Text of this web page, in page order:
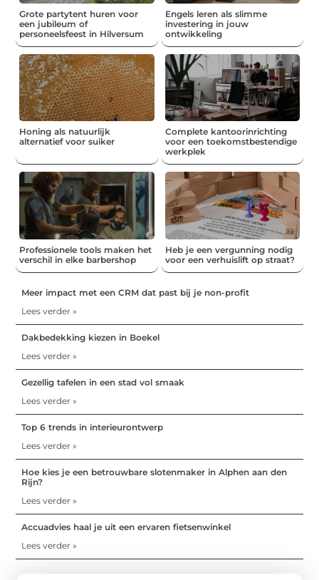
Grote partytent huren voor
een jubileum of
personeelsfeest in Hilversum
Engels leren als slimme
investering in jouw
ontwikkeling
Honing als natuurlijk
alternatief voor suiker
Complete kantoorinrichting
voor een toekomstbestendige
werkplek
Professionele tools maken het
verschil in elke barbershop
Heb je een vergunning nodig
voor een verhuislift op straat?
Meer impact met een CRM dat past bij je non-profit
Lees verder »
Dakbedekking kiezen in Boekel
Lees verder »
Gezellig tafelen in een stad vol smaak
Lees verder »
Top 6 trends in interieurontwerp
Lees verder »
Hoe kies je een betrouwbare slotenmaker in Alphen aan den
Rijn?
Lees verder »
Accuadvies haal je uit een ervaren fietsenwinkel
Lees verder »